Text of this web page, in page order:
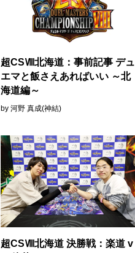
超CSⅧ北海道：事前記事 デュ
エマと飯さえあればいい ～北
海道編～
by 河野 真成(神結)
超CSⅧ北海道 決勝戦：楽道 v